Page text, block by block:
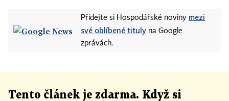
Přidejte si Hospodářské noviny mezi
své oblíbené tituly na Google
zprávách.
Tento článek je zdarma. Když si